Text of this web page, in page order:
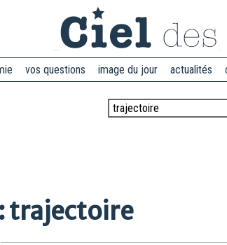
vos questions image du jour actualités
trajectoire